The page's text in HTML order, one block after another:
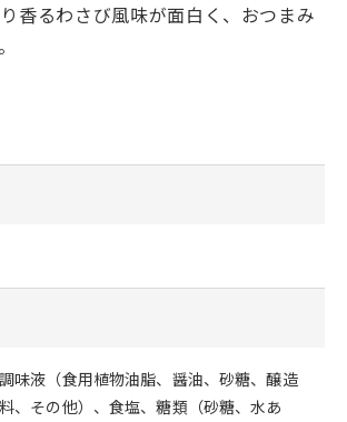
香るわさび風味が面白く、おつまみ
味液（食用植物油脂、醤油、砂糖、醸造
、その他）、食塩、糖類（砂糖、水あ